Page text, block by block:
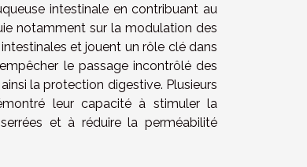
intestinale en contribuant au
notamment sur la modulation des
et jouent un rôle clé dans
le passage incontrôlé des
la protection digestive. Plusieurs
leur capacité à stimuler la
et à réduire la perméabilité